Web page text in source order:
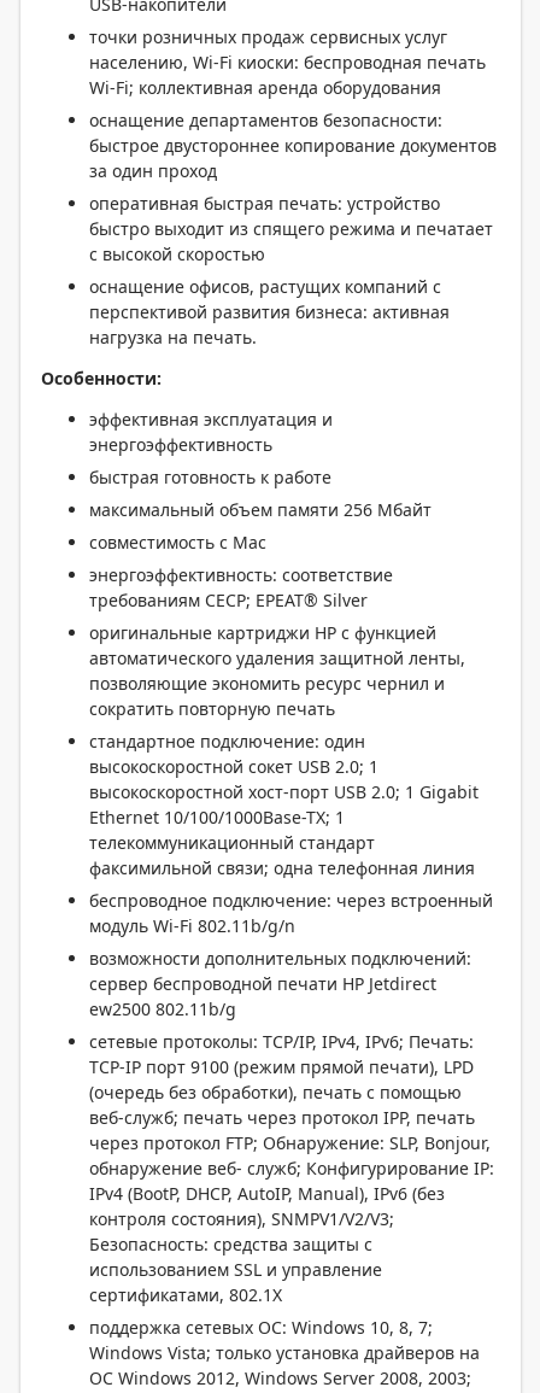
точки розничных продаж сервисных услуг
населению, Wi-Fi киоски: беспроводная печать
Wi-Fi; коллективная аренда оборудования
оснащение департаментов безопасности:
быстрое двустороннее копирование документов
за один проход
оперативная быстрая печать: устройство
быстро выходит из спящего режима и печатает
с высокой скоростью
оснащение офисов, растущих компаний с
перспективой развития бизнеса: активная
нагрузка на печать.
Особенности:
эффективная эксплуатация и
энергоэффективность
быстрая готовность к работе
максимальный объем памяти 256 Мбайт
совместимость с Mac
энергоэффективность: соответствие
требованиям CECP; EPEAT® Silver
оригинальные картриджи HP с функцией
автоматического удаления защитной ленты,
позволяющие экономить ресурс чернил и
сократить повторную печать
стандартное подключение: один
высокоскоростной сокет USB 2.0; 1
высокоскоростной хост-порт USB 2.0; 1 Gigabit
Ethernet 10/100/1000Base-TX; 1
телекоммуникационный стандарт
факсимильной связи; одна телефонная линия
беспроводное подключение: через встроенный
модуль Wi-Fi 802.11b/g/n
возможности дополнительных подключений:
сервер беспроводной печати HP Jetdirect
ew2500 802.11b/g
сетевые протоколы: TCP/IP, IPv4, IPv6; Печать:
TCP-IP порт 9100 (режим прямой печати), LPD
(очередь без обработки), печать с помощью
веб-служб; печать через протокол IPP, печать
через протокол FTP; Обнаружение: SLP, Bonjour,
обнаружение веб- служб; Конфигурирование IP:
IPv4 (BootP, DHCP, AutoIP, Manual), IPv6 (без
контроля состояния), SNMPV1/V2/V3;
Безопасность: средства защиты с
использованием SSL и управление
сертификатами, 802.1X
поддержка сетевых ОС: Windows 10, 8, 7;
Windows Vista; только установка драйверов на
ОС Windows 2012, Windows Server 2008, 2003;